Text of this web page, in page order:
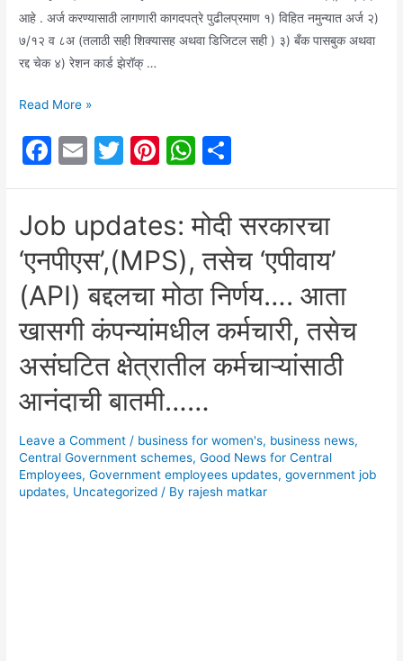
आहे . अर्ज करण्यासाठी लागणारी कागदपत्रे पुढीलप्रमाण १) विहित नमुन्यात अर्ज २)
७/१२ व ८अ (तलाठी सही शिक्यासह अथवा डिजिटल सही ) ३) बँक पासबुक अथवा
रद्द चेक ४) रेशन कार्ड झेरॉक् …
पुणे
शेतकऱ्यांसाठी
बातमी
वाचा
सविस्तर
Read More »
F
a
c
e
b
o
o
k
E
m
l
T
w
itt
er
Pi
nt
e
st
W
h
at
s
A
p
p
h
e
Job updates: मोदी सरकारचा
‘एनपीएस’,(MPS), तसेच ‘एपीवाय’
(API) बद्दलचा मोठा निर्णय…. आता
खासगी कंपन्यांमधील कर्मचारी, तसेच
असंघटित क्षेत्रातील कर्मचाऱ्यांसाठी
आनंदाची बातमी……
Leave a Comment / business for women's, business news,
Central Government schemes,Good News for Central
Employees,Government employees updates,government job
updates, Uncategorized / By rajesh matkar